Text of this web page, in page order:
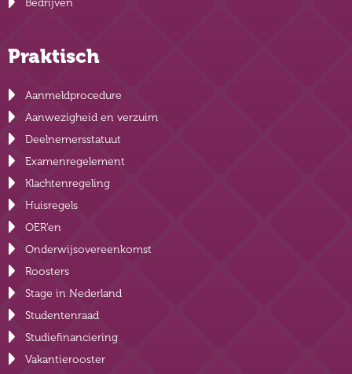
Bedrijven
Praktisch
Aanmeldprocedure
Aanwezigheid en verzuim
Deelnemersstatuut
Examenregelement
Klachtenregeling
Huisregels
OER’en
Onderwijsovereenkomst
Roosters
Stage in Nederland
Studentenraad
Studiefinanciering
Vakantierooster